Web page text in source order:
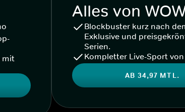
mit
Alles von
Blockbuster kurz nach
Exklusive und
Serien.
Kompletter Live-Sport
AB 34,97 MTL.